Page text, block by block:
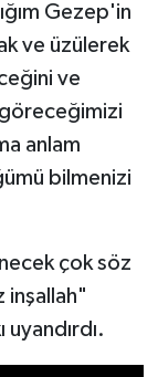
Gezep'in
ve üzülerek
ve
anlam
bilmenizi
çok söz
inşallah"